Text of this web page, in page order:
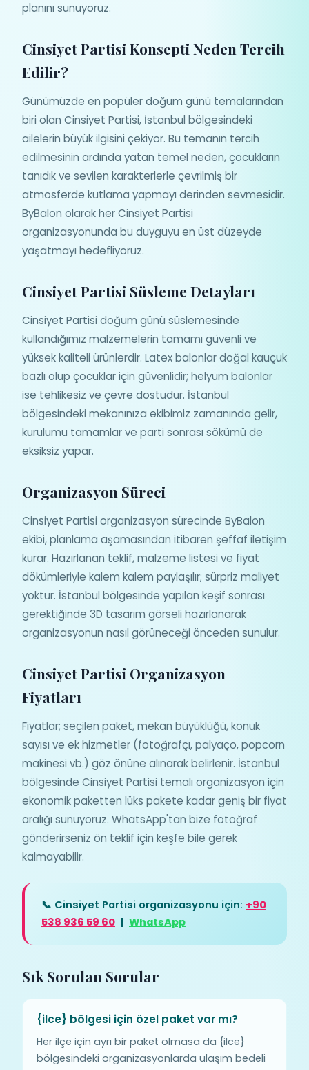
planını sunuyoruz.
Cinsiyet Partisi Konsepti Neden Tercih
Edilir?
Günümüzde en popüler doğum günü temalarından
biri olan Cinsiyet Partisi, İstanbul bölgesindeki
ailelerin büyük ilgisini çekiyor. Bu temanın tercih
edilmesinin ardında yatan temel neden, çocukların
tanıdık ve sevilen karakterlerle çevrilmiş bir
atmosferde kutlama yapmayı derinden sevmesidir.
ByBalon olarak her Cinsiyet Partisi
organizasyonunda bu duyguyu en üst düzeyde
yaşatmayı hedefliyoruz.
Cinsiyet Partisi Süsleme Detayları
Cinsiyet Partisi doğum günü süslemesinde
kullandığımız malzemelerin tamamı güvenli ve
yüksek kaliteli ürünlerdir. Latex balonlar doğal kauçuk
bazlı olup çocuklar için güvenlidir; helyum balonlar
ise tehlikesiz ve çevre dostudur. İstanbul
bölgesindeki mekanınıza ekibimiz zamanında gelir,
kurulumu tamamlar ve parti sonrası sökümü de
eksiksiz yapar.
Organizasyon Süreci
Cinsiyet Partisi organizasyon sürecinde ByBalon
ekibi, planlama aşamasından itibaren şeffaf iletişim
kurar. Hazırlanan teklif, malzeme listesi ve fiyat
dökümleriyle kalem kalem paylaşılır; sürpriz maliyet
yoktur. İstanbul bölgesinde yapılan keşif sonrası
gerektiğinde 3D tasarım görseli hazırlanarak
organizasyonun nasıl görüneceği önceden sunulur.
Cinsiyet Partisi Organizasyon
Fiyatları
Fiyatlar; seçilen paket, mekan büyüklüğü, konuk
sayısı ve ek hizmetler (fotoğrafçı, palyaço, popcorn
makinesi vb.) göz önüne alınarak belirlenir. İstanbul
bölgesinde Cinsiyet Partisi temalı organizasyon için
ekonomik paketten lüks pakete kadar geniş bir fiyat
aralığı sunuyoruz. WhatsApp'tan bize fotoğraf
gönderirseniz ön teklif için keşfe bile gerek
kalmayabilir.
📞 Cinsiyet Partisi organizasyonu için: +90
538 936 59 60 | WhatsApp
Sık Sorulan Sorular
{ilce} bölgesi için özel paket var mı?
Her ilçe için ayrı bir paket olmasa da {ilce}
bölgesindeki organizasyonlarda ulaşım bedeli